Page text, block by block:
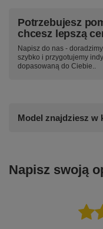
Potrzebujesz
chcesz lepszą
Napisz do nas -
szybko i przygotujemy
dopasowaną do Ciebie..
Model znajdziesz w
Napisz swoją